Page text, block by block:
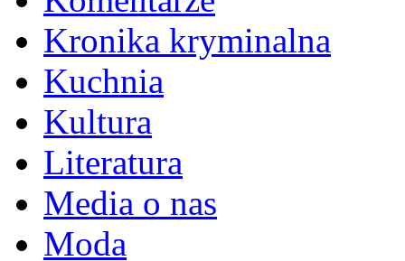
Kronika kryminalna
Kuchnia
Kultura
Literatura
Media o nas
Moda